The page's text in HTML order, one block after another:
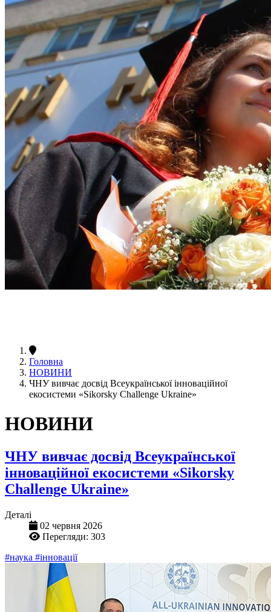
Головна
НОВИНИ
ЧНУ вивчає досвід Всеукраїнської інноваційної
екосистеми «Sikorsky Challenge Ukraine»
НОВИНИ
ЧНУ вивчає досвід Всеукраїнської
інноваційної екосистеми «Sikorsky
Challenge Ukraine»
Деталі
02 червня 2026
Перегляди: 303
#наука #інновації